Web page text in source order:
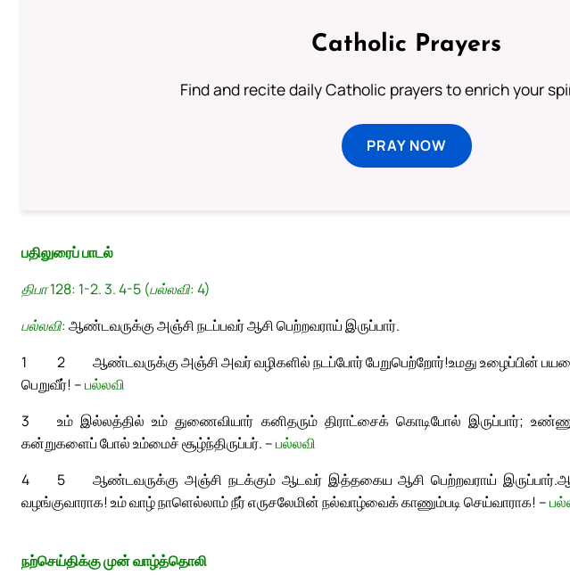
Catholic Prayers
Find and recite daily Catholic prayers to enrich your
PRAY NOW
பதிலுரைப் பாடல்
திபா 128: 1-2. 3. 4-5 (பல்லவி: 4)
பல்லவி:ஆண்டவருக்கு அஞ்சி நடப்பவர் ஆசி பெற்றவராய் இருப்பார்.
1
ஆண்டவருக்கு அஞ்சி அவர் வழிகளில் நடப்போர் பேறுபெற்றோர்!
2
உமது உழைப்பின்
பெறுவீர்! –பல்லவி
3
உம் இல்லத்தில் உம் துணைவியார் கனிதரும் திராட்சைக் கொடிபோல் இருப்பார்;
கன்றுகளைப் போல் உம்மைச் சூழ்ந்திருப்பர். –பல்லவி
4
ஆண்டவருக்கு அஞ்சி நடக்கும் ஆடவர் இத்தகைய ஆசி பெற்றவராய் இருப்பார்.
5
வழங்குவாராக! உம் வாழ் நாளெல்லாம் நீர் எருசலேமின் நல்வாழ்வைக் காணும்படி செய்வாராக! –
நற்செய்திக்கு முன் வாழ்த்தொலி